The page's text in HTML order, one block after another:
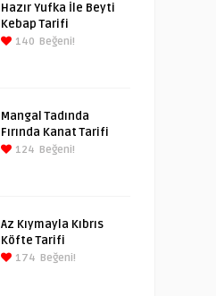
Hazır Yufka İle Beyti
Kebap Tarifi
140 Beğeni!
Mangal Tadında
Fırında Kanat Tarifi
124 Beğeni!
Az Kıymayla Kıbrıs
Köfte Tarifi
174 Beğeni!